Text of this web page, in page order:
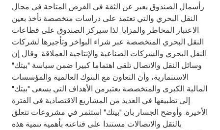
Kingdom of Bahrain
رأسمال الصندوق يعبر عن الثقة في الفرص المتاحة في مجال
النقل البحري والتي تعتمد على دراسات متخصصة تأخذ بعين
الاعتبار المخاطر والمزايا. لذا سيركز الصندوق على قطاعات
النقل البحري المتخصصة عبر شراء البواخر وتأجيرها لشركات
النقل البحري والشركات الصناعية والإنتاجية العملاقة. وقال إن
وسائل النقل والاتصال تلقى اهتماما كبيرا ضمن سياسة "بيتك"
الاستثمارية، وأن التعاون مع البنوك العالمية والمؤسسات
المالية الكبرى والمتخصصة يعتبرمن الأهداف التي يسعى "بيتك"
إلى تطبيقها في العديد من المشاريع الاقتصادية في الفترة
الأخيرة. وأوضح الجسار بان "بيتك" استثمر في مشروعات تتعلق
بالنقل والاتصالات مستندا على قناعته بأهمية تنمية هذه